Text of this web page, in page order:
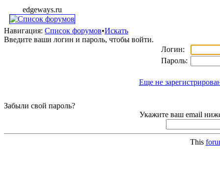
edgeways.ru
Навигация: Список форумов•Искать
Введите ваши логин и пароль, чтобы войти.
Логин:
Пароль:
Еще не
Забыли свой пароль?
Укажите ваш email
This